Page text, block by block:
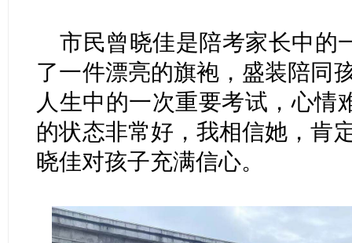
市民曾晓佳是陪考家长中的
了一件漂亮的旗袍，盛装陪同
人生中的一次重要考试，心情
的状态非常好，我相信她，肯
晓佳对孩子充满信心。